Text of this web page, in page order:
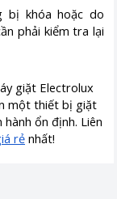
bị khóa hoặc do
phải kiểm tra lại
giặt Electrolux
một thiết bị giặt
ổn định. Liên
rẻ nhất!